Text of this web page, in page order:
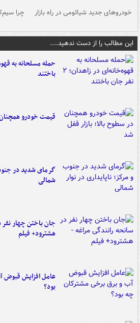
خودروهای جدید شیائومی در راه بازار چرا
این مطالب را از دست ندهید....
باختند
قیمت خودرو همچنان
گرمای شدید در جنوب
شمالی
جان باختن چهار نفر
هشترود+ فیلم
عامل افزایش قبوض
بود؟